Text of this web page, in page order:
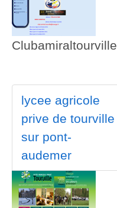
Clubamiraltourville
lycee agricole
prive de tourville
sur pont-
audemer